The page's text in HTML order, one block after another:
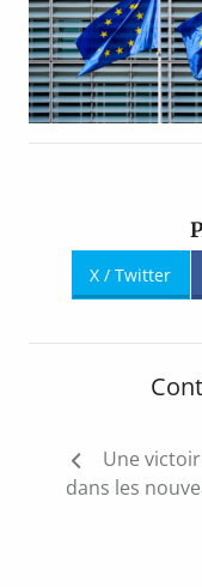
X / Twitter
Navigation
Une
dans les